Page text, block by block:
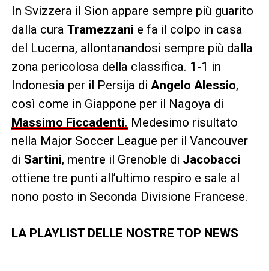
In Svizzera il Sion appare sempre più guarito
dalla cura Tramezzani e fa il colpo in casa
del Lucerna, allontanandosi sempre più dalla
zona pericolosa della classifica. 1-1 in
Indonesia per il Persija di Angelo Alessio,
così come in Giappone per il Nagoya di
Massimo Ficcadenti. Medesimo risultato
nella Major Soccer League per il Vancouver
di Sartini, mentre il Grenoble di Jacobacci
ottiene tre punti all’ultimo respiro e sale al
nono posto in Seconda Divisione Francese.
LA PLAYLIST DELLE NOSTRE TOP NEWS